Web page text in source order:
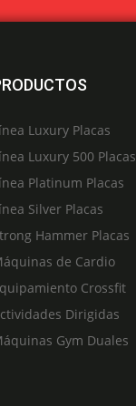
Luxury Placas
Luxury 500 Placas
Platinum Placas
Silver Placas
Hammer Placas
de Cardio
Crossfit
Dirigidas
Gym Duales